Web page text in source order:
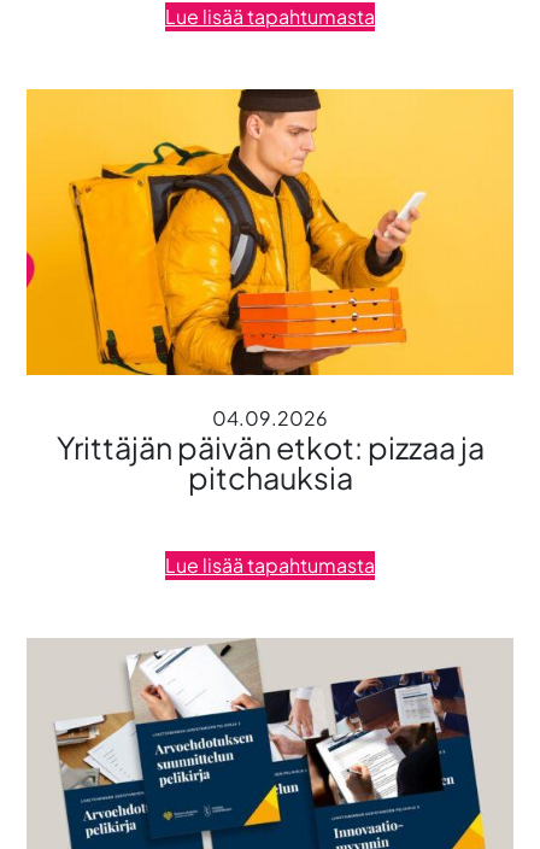
Lue lisää tapahtumasta
04.09.2026
Yrittäjän päivän etkot: pizzaa ja
pitchauksia
Lue lisää tapahtumasta